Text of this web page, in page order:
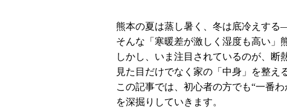
熊本の夏は蒸し暑く、冬は底冷えする
そんな「寒暖差が激しく湿度も高い」
しかし、いま注目されているのが、断
見た目だけでなく家の「中身」を整え
この記事では、初心者の方でも“一番
を深掘りしていきます。